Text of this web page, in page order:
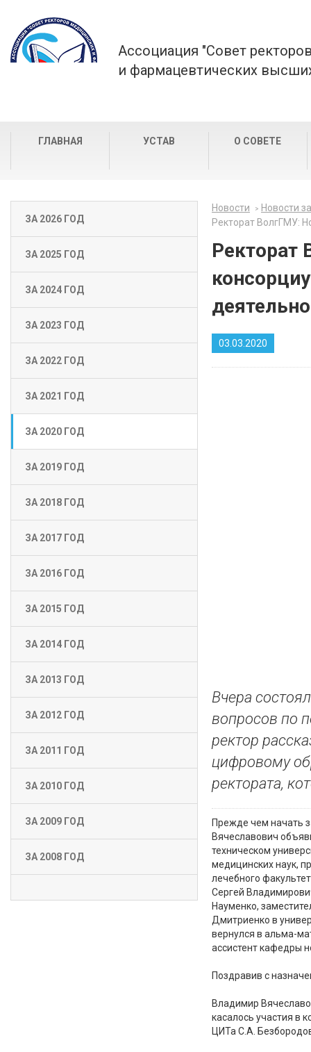
Ассоциация "Совет
и фармацевтических
ГЛАВНАЯ УСТАВ О СОВЕТЕ
ЗА 2026 ГОД
ЗА 2025 ГОД
ЗА 2024 ГОД
ЗА 2023 ГОД
ЗА 2022 ГОД
ЗА 2021 ГОД
ЗА 2020 ГОД
ЗА 2019 ГОД
ЗА 2018 ГОД
ЗА 2017 ГОД
ЗА 2016 ГОД
ЗА 2015 ГОД
ЗА 2014 ГОД
ЗА 2013 ГОД
ЗА 2012 ГОД
ЗА 2011 ГОД
ЗА 2010 ГОД
ЗА 2009 ГОД
ЗА 2008 ГОД
Новости
Новости
Ректорат ВолгГМУ:
Ректорат
03.03.2020
Вчера
вопросов по
ректор
цифровому
ректората,
Прежде чем начать
Вячеславович
техническом
медицинских наук,
лечебного
Сергей
Науменко,
Дмитриенко в
вернулся в альма-
ассистент кафедры
Поздравив с
Владимир
касалось участия в
ЦИТа С.А.